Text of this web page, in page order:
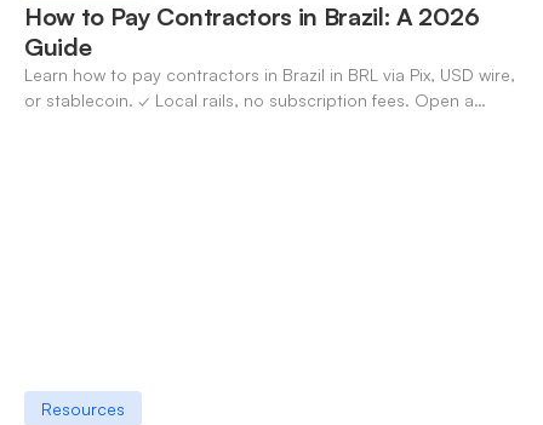
How to Pay Contractors in Brazil: A 2026
Guide
Learn how to pay contractors in Brazil in BRL via Pix, USD wire,
or stablecoin. ✓ Local rails, no subscription fees. Open a
Resources